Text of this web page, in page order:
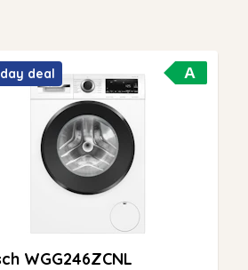
A
deal
WGG246ZCNL